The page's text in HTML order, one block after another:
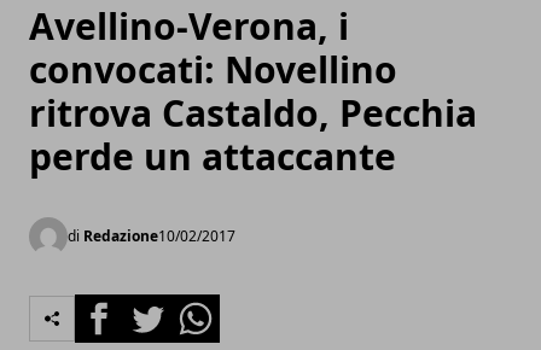
Avellino-Verona, i
convocati: Novellino
ritrova Castaldo, Pecchia
perde un attaccante
di Redazione10/02/2017
FacebookTwitterWhatsapp